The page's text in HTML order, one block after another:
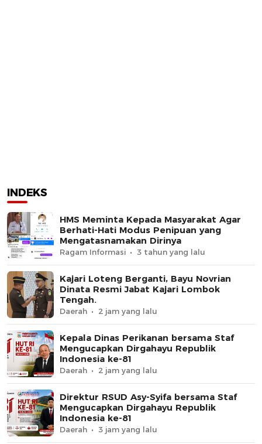
INDEKS
HMS Meminta Kepada Masyarakat Agar
Berhati-Hati Modus Penipuan yang
Mengatasnamakan Dirinya
Ragam Informasi 3 tahun yang lalu
Kajari Loteng Berganti, Bayu Novrian
Dinata Resmi Jabat Kajari Lombok
Tengah.
Daerah 2 jam yang lalu
Kepala Dinas Perikanan bersama Staf
Mengucapkan Dirgahayu Republik
Indonesia ke-81
Daerah 2 jam yang lalu
Direktur RSUD Asy-Syifa bersama Staf
Mengucapkan Dirgahayu Republik
Indonesia ke-81
Daerah 3 jam yang lalu